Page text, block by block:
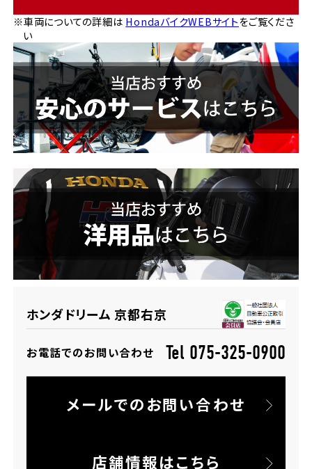
※車両についての詳細は HondaバイクWEBサイトをご覧くださ
い
ホンダドリーム 京都右京
お電話でのお問い合わせ Tel 075-325-0900
メールでのお問い合わせ
店舗情報はこちら
ホンダドリーム 横浜緑
千葉県
ホンダドリーム 船橋
ホンダドリーム 松戸
ホンダドリーム 蘇我
埼玉県
ホンダドリーム 所沢
ホンダドリーム 大宮
ホンダドリーム 尼崎
ホンダドリーム 姫路
ホンダドリーム 西宮甲子園
奈良県
ホンダドリーム 奈良